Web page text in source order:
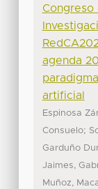
Congreso
agenda
artificial
Espinosa
Consuelo;
Garduño
Jaimes,
Muñoz,